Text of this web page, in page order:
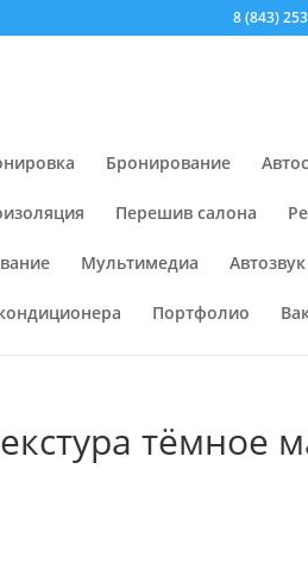
8 (843)
Бронирование
Перешив салона
Мультимедиа Автозвук
Портфолио
тёмное